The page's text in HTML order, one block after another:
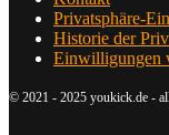
Privatsphäre-
Historie der
Einwilligungen
© 2021 - 2025 youkick.de -